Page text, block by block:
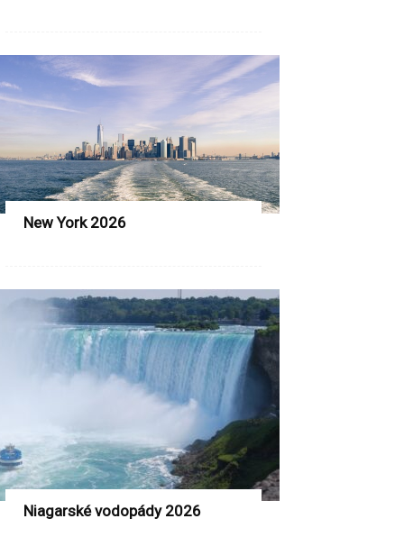
New York 2026
Niagarské vodopády 2026